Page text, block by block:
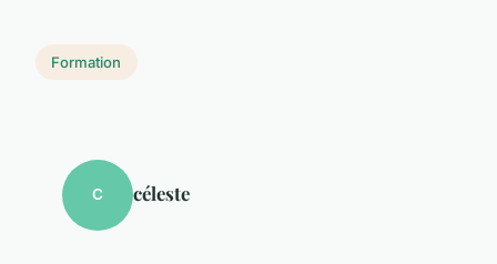
Formation
C céleste